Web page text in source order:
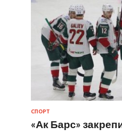
СПОРТ
«Ак Барс»